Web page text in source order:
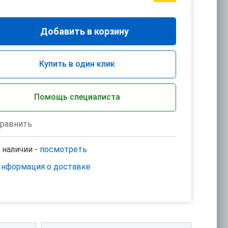
Добавить в корзину
Купить в один клик
Помощь специалиста
наличии - посмотреть
о доставке